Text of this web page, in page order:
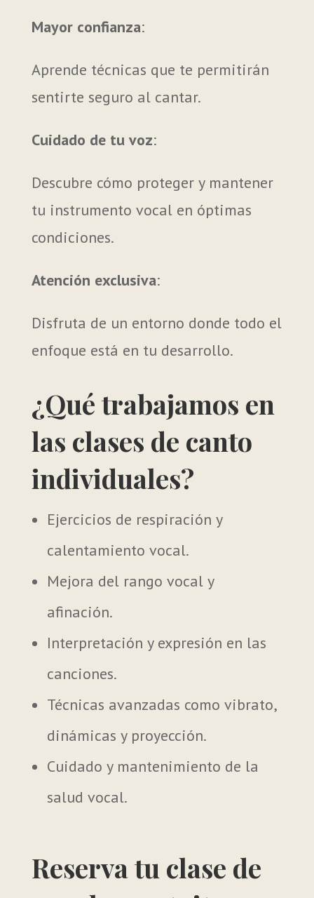
Mayor confianza:
Aprende técnicas que te permitirán
sentirte seguro al cantar.
Cuidado de tu voz:
Descubre cómo proteger y mantener
tu instrumento vocal en óptimas
condiciones.
Atención exclusiva:
Disfruta de un entorno donde todo el
enfoque está en tu desarrollo.
¿Qué trabajamos en
las clases de canto
individuales?
Ejercicios de respiración y
calentamiento vocal.
Mejora del rango vocal y
afinación.
Interpretación y expresión en las
canciones.
Técnicas avanzadas como vibrato,
dinámicas y proyección.
Cuidado y mantenimiento de la
salud vocal.
Reserva tu clase de